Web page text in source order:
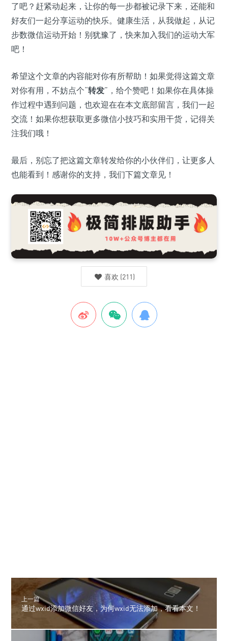
了吧？赶紧动起来，让你的每一步都被记录下来，还能和
好友们一起分享运动的快乐。健康生活，从我做起，从记
步数微信运动开始！别犹豫了，快来加入我们的运动大军
吧！
希望这个文章的内容能对你有所帮助！如果觉得这篇文章
对你有用，不妨点个“转发”，给个赞吧！如果你在具体操
作过程中遇到问题，也欢迎在在本文底部留言，我们一起
交流！如果你想获取更多微信小技巧和实用干货，记得关
注我们哦！
最后，别忘了把这篇文章转发给你的小伙伴们，让更多人
也能看到！感谢你的支持，我们下篇文章见！
喜欢 (211)
上一篇
通过wxid添加微信好友，为何wxid无法添加，看看本文！